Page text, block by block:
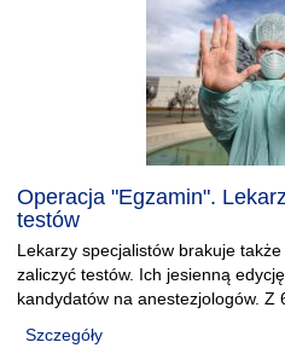
Operacja "Egzamin".
testów
Lekarzy specjalistów brakuje
zaliczyć testów. Ich jesienną
kandydatów na anestezjologów. Z
Szczegóły